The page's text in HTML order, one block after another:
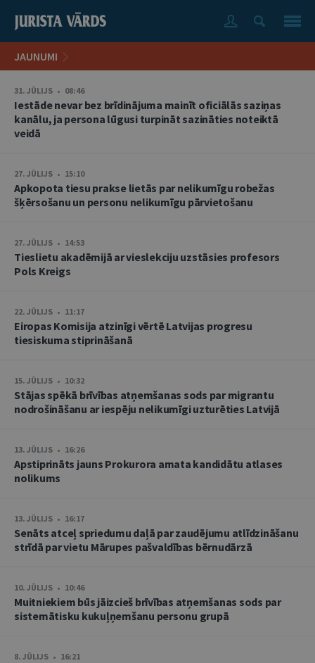
JAUNUMI
31. JŪLIJS • 08:46
Iestāde nevar bez brīdinājuma mainīt oficiālās saziņas
kanālu, ja persona lūgusi turpināt sazināties noteiktā
veidā
27. JŪLIJS • 15:10
Apkopota tiesu prakse lietās par nelikumīgu robežas
šķērsošanu un personu nelikumīgu pārvietošanu
27. JŪLIJS • 14:53
Tieslietu akadēmijā ar vieslekciju uzstāsies profesors
Pols Kreigs
22. JŪLIJS • 11:17
Eiropas Komisija atzinīgi vērtē Latvijas progresu
tiesiskuma stiprināšanā
15. JŪLIJS • 10:32
Stājas spēkā brīvības atņemšanas sods par migrantu
nodrošināšanu ar iespēju nelikumīgi uzturēties Latvijā
13. JŪLIJS • 16:26
Apstiprināts jauns Prokurora amata kandidātu atlases
nolikums
13. JŪLIJS • 16:17
Senāts atceļ spriedumu daļā par zaudējumu atlīdzināšanu
strīdā par vietu Mārupes pašvaldības bērnudārzā
10. JŪLIJS • 10:46
Muitniekiem būs jāizcieš brīvības atņemšanas sods par
sistemātisku kukuļņemšanu personu grupā
8. JŪLIJS • 16:21